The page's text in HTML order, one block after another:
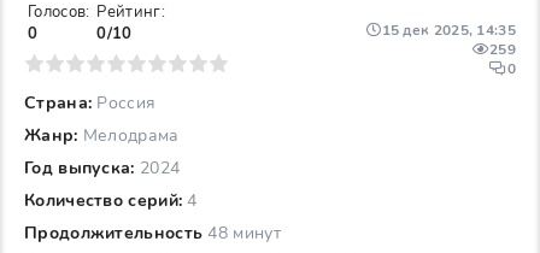
Страна: Россия
Жанр: Мелодрама
Год выпуска: 2024
Количество серий: 4
Продолжительность 48 минут
15 дек 2025, 14:35
259
0
Голосов:
0
Рейтинг:
0/10
7 8 9 10